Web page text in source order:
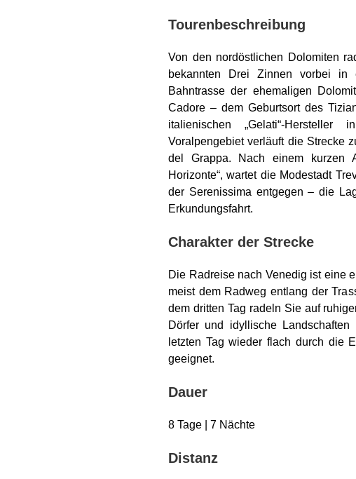
Tourenbeschreibung
Von den nordöstlichen Dolomiten
bekannten Drei Zinnen vorbei in
Bahntrasse der ehemaligen
Cadore – dem Geburtsort des
italienischen „Gelati“-
Voralpengebiet verläuft die Strecke
del Grappa. Nach einem kurzen
Horizonte“, wartet die Modestadt
der Serenissima entgegen – die
Erkundungsfahrt.
Charakter der Strecke
Die Radreise nach Venedig ist eine
meist dem Radweg entlang der
dem dritten Tag radeln Sie auf
Dörfer und idyllische
letzten Tag wieder flach durch die
geeignet.
Dauer
8 Tage | 7 Nächte
Distanz